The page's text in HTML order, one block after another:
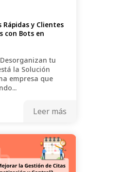
Rápidas y Clientes
con Bots en
tu
la Solución
empresa que
Leer más